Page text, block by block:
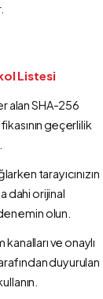
Listesi
alan SHA-256
geçerlilik
tarayıcınızın
dahi orijinal
emin olun.
kanalları ve onaylı
duyurulan